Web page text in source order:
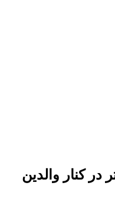
در کنار والدین